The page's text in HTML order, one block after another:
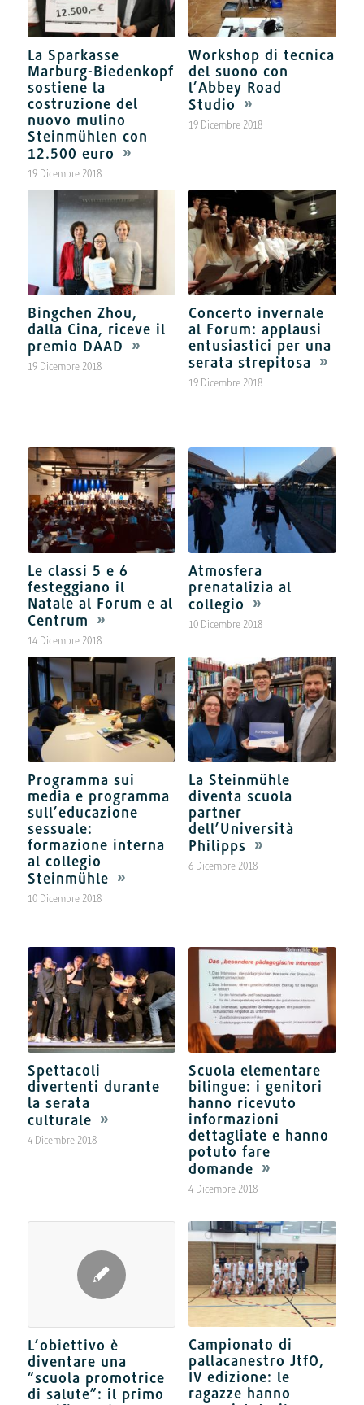
La Sparkasse
Marburg-Biedenkopf
sostiene la
costruzione del
nuovo mulino
Steinmühlen con
12.500 euro
19 Dicembre 2018
Workshop di tecnica
del suono con
l’Abbey Road
Studio
19 Dicembre 2018
Bingchen Zhou,
dalla Cina, riceve il
premio DAAD
19 Dicembre 2018
Concerto invernale
al Forum: applausi
entusiastici per una
serata strepitosa
19 Dicembre 2018
Le classi 5 e 6
festeggiano il
Natale al Forum e al
Centrum
14 Dicembre 2018
Atmosfera
prenatalizia al
collegio
10 Dicembre 2018
Programma sui
media e programma
sull’educazione
sessuale:
formazione interna
al collegio
Steinmühle
10 Dicembre 2018
La Steinmühle
diventa scuola
partner
dell’Università
Philipps
6 Dicembre 2018
Spettacoli
divertenti durante
la serata
culturale
4 Dicembre 2018
Scuola elementare
bilingue: i genitori
hanno ricevuto
informazioni
dettagliate e hanno
potuto fare
domande
4 Dicembre 2018
L’obiettivo è
diventare una
“scuola promotrice
di salute”: il primo
Campionato di
pallacanestro JtfO,
IV edizione: le
ragazze hanno